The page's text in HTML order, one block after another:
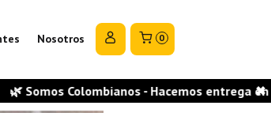
Nosotros 0
- Hacemos entrega en todas las ✖